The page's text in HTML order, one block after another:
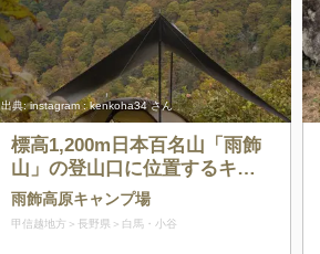
出典:instagram : kenkoha34 さん
標高1,200m日本百名山「雨飾
山」の登山口に位置するキャ
ンプ場
雨飾高原キャンプ場
甲信越地方 長野県 白馬・小谷